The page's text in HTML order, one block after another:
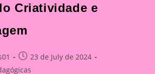
Criatividade e
Post
published:
23 de July de 2024